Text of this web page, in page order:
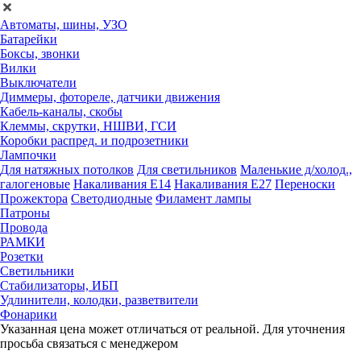
Автоматы, шины, УЗО
Батарейки
Боксы, звонки
Вилки
Выключатели
Диммеры, фотореле, датчики движения
Кабель-каналы, скобы
Клеммы, скрутки, НШВИ, ГСИ
Коробки распред. и подрозетники
Лампочки
Для натяжных потолков Для светильников Маленькие д/холод.,
галогеновые Накаливания Е14 Накаливания Е27 Переноски
Прожектора Светодиодные Филамент лампы
Патроны
Провода
РАМКИ
Розетки
Светильники
Стабилизаторы, ИБП
Удлинители, колодки, разветвители
Фонарики
Указанная цена может отличаться от реальной. Для уточнения
просьба связаться с менеджером